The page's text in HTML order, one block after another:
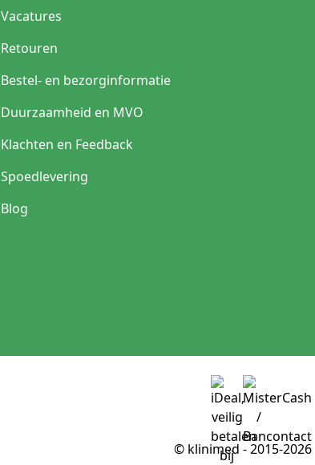
Vacatures
Retouren
Bestel- en bezorginformatie
Duurzaamheid en MVO
Klachten en Feedback
Spoedlevering
Blog
© klinimed - 2015-2026